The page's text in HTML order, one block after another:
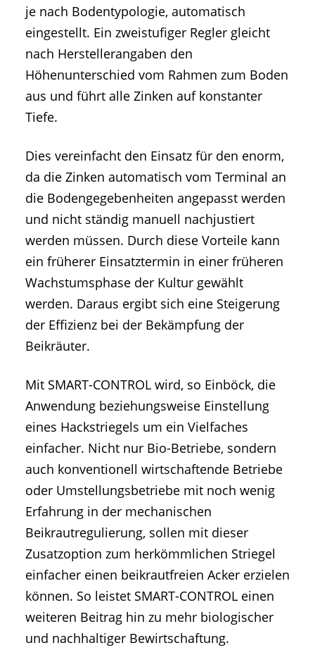
je nach Bodentypologie, automatisch
eingestellt. Ein zweistufiger Regler gleicht
nach Herstellerangaben den
Höhenunterschied vom Rahmen zum Boden
aus und führt alle Zinken auf konstanter
Tiefe.
Dies vereinfacht den Einsatz für den enorm,
da die Zinken automatisch vom Terminal an
die Bodengegebenheiten angepasst werden
und nicht ständig manuell nachjustiert
werden müssen. Durch diese Vorteile kann
ein früherer Einsatztermin in einer früheren
Wachstumsphase der Kultur gewählt
werden. Daraus ergibt sich eine Steigerung
der Effizienz bei der Bekämpfung der
Beikräuter.
Mit SMART-CONTROL wird, so Einböck, die
Anwendung beziehungsweise Einstellung
eines Hackstriegels um ein Vielfaches
einfacher. Nicht nur Bio-Betriebe, sondern
auch konventionell wirtschaftende Betriebe
oder Umstellungsbetriebe mit noch wenig
Erfahrung in der mechanischen
Beikrautregulierung, sollen mit dieser
Zusatzoption zum herkömmlichen Striegel
einfacher einen beikrautfreien Acker erzielen
können. So leistet SMART-CONTROL einen
weiteren Beitrag hin zu mehr biologischer
und nachhaltiger Bewirtschaftung.